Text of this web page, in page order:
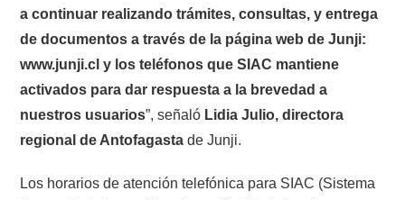
a continuar realizando trámites, consultas, y entrega
de documentos a través de la página web de Junji:
www.junji.cl y los teléfonos que SIAC mantiene
activados para dar respuesta a la brevedad a
nuestros usuarios”, señaló Lidia Julio, directora
regional de Antofagasta de Junji.
Los horarios de atención telefónica para SIAC (Sistema